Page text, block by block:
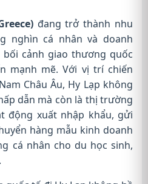
đang trở thành nhu
nghìn cá nhân và doanh
cảnh giao thương quốc
mạnh mẽ. Với vị trí chiến
Châu Âu, Hy Lạp không
dẫn mà còn là thị trường
động xuất nhập khẩu, gửi
hàng mẫu kinh doanh
cá nhân cho du học sinh,